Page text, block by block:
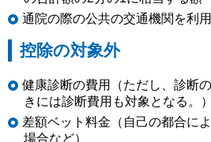
通院の際の公共の交通機関を利
控除の対象外
健康診断の費用（ただし、診断
きには診断費用も対象となる。）
差額ベット料金（自己の都合に
場合など）